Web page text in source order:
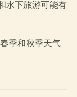
水下旅游可能有
季和秋季天气